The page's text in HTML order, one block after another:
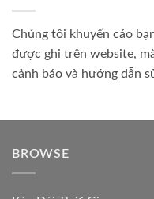
Chúng tôi khuyến cáo
được ghi trên website,
cảnh báo và hướng dẫn
BROWSE